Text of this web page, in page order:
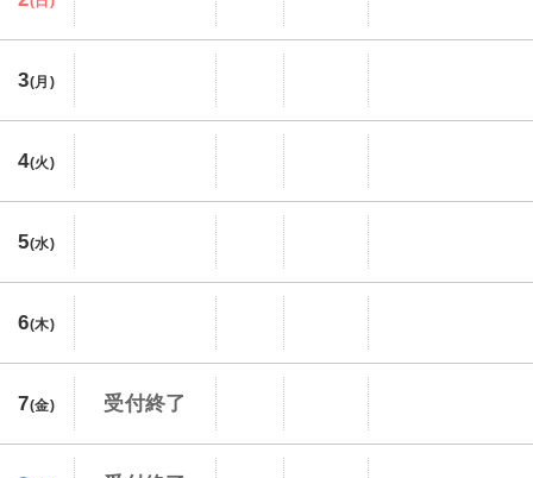
3(月)
4(火)
5(水)
6(木)
7(金) 受付終了